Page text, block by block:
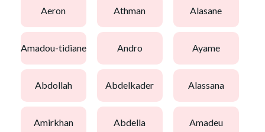
aeron athman alasane
amadou-tidiane andro ayame
abdollah abdelkader alassana
amirkhan abdella amadeu